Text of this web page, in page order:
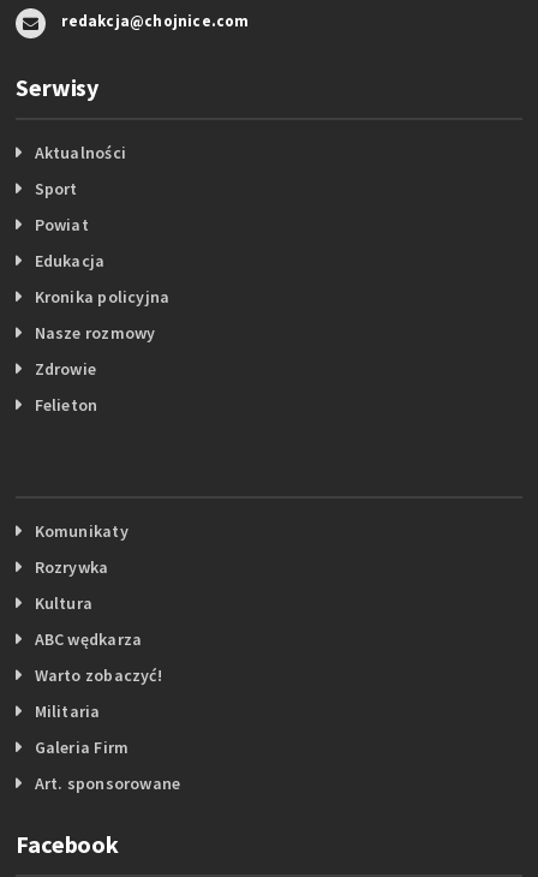
redakcja@chojnice.com
Serwisy
Aktualności
Sport
Powiat
Edukacja
Kronika policyjna
Nasze rozmowy
Zdrowie
Felieton
Komunikaty
Rozrywka
Kultura
ABC wędkarza
Warto zobaczyć!
Militaria
Galeria Firm
Art. sponsorowane
Facebook